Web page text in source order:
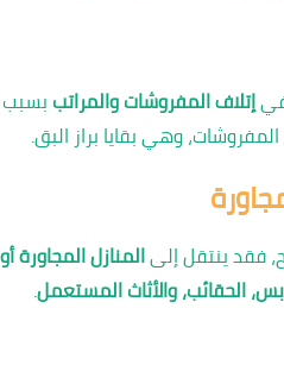
إتلاف المفروشات والمراتب بسبب
وهي بقايا براز البق.
فقد ينتقل إلىالمنازل المجاورة
الحقائب، والأثاث المستعمل.